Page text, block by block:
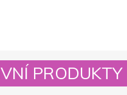
PRODUKTY